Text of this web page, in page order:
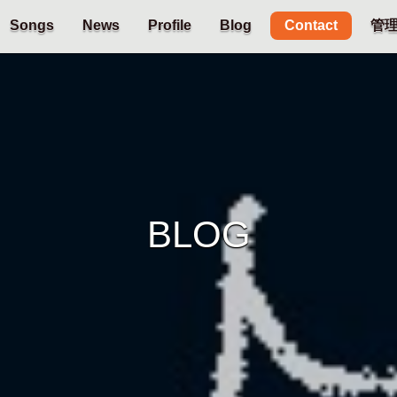
Songs News Profile Blog Contact 管
BLOG